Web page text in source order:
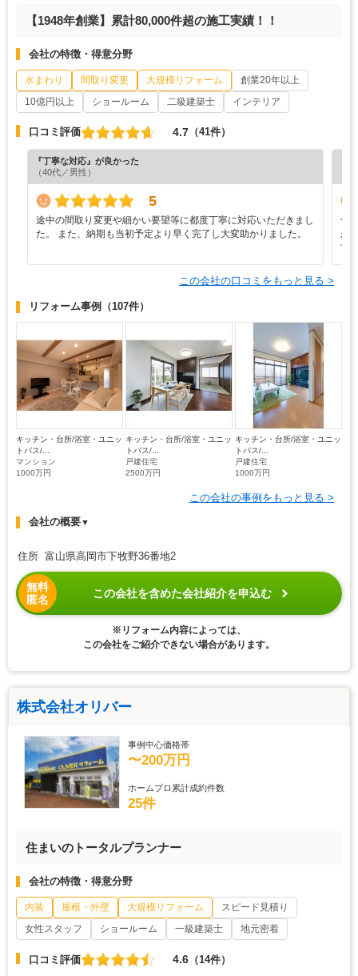
【1948年創業】累計80,000件超の施工実績！！
会社の特徴・得意分野
水まわり 間取り変更 大規模リフォーム
創業20年以上
10億円以上
ショールーム 二級建築士 インテリア
口コミ評価 4.7 （41件）
『丁寧な対応』が良かった
（40代／男性）
5
途中の間取り変更や細かい要望等に都度丁寧に対応いただきまし
た。 また、納期も当初予定より早く完了し大変助かりました。
仕
が
甘
この会社の口コミをもっと見る >
リフォーム事例 （107件）
キッチン・台所/浴室・ユニッ
トバス/...
マンション
1000万円
キッチン・台所/浴室・ユニッ
トバス/...
戸建住宅
2500万円
キッチン・台所/浴室・ユニッ
トバス/...
戸建住宅
1000万円
この会社の事例をもっと見る >
会社の概要▼
住所 富山県高岡市下牧野36番地2
無料
匿名
この会社を含めた会社紹介を申込む
※リフォーム内容によっては、
この会社をご紹介できない場合があります。
株式会社オリバー
事例中心価格帯
〜200万円
ホームプロ累計成約件数
25件
住まいのトータルプランナー
会社の特徴・得意分野
内装 屋根・外壁 大規模リフォーム
スピード見積り
女性スタッフ
ショールーム 一級建築士 地元密着
口コミ評価 4.6 （14件）